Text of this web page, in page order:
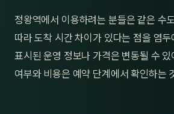
정왕역에서 이용하려는 분들은 같은 수
따라 도착 시간 차이가 있다는 점을 염
표시된 운영 정보나 가격은 변동될 수
여부와 비용은 예약 단계에서 확인하는